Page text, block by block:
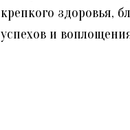
крепкого здоровья,
успехов и